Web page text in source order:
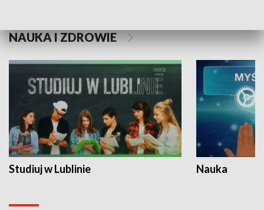
NAUKA I ZDROWIE
Studiuj w Lublinie Nauka